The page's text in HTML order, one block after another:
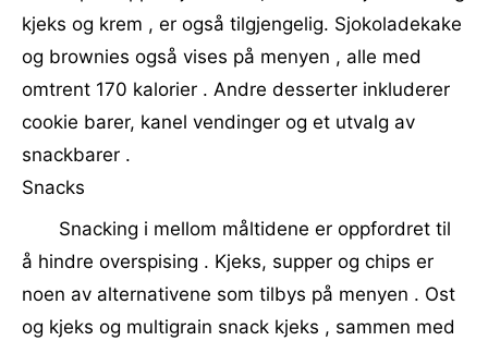
kjeks og krem , er også tilgjengelig. Sjokoladekake
og brownies også vises på menyen , alle med
omtrent 170 kalorier . Andre desserter inkluderer
cookie barer, kanel vendinger og et utvalg av
snackbarer .
Snacks
Snacking i mellom måltidene er oppfordret til
å hindre overspising . Kjeks, supper og chips er
noen av alternativene som tilbys på menyen . Ost
og kjeks og multigrain snack kjeks , sammen med